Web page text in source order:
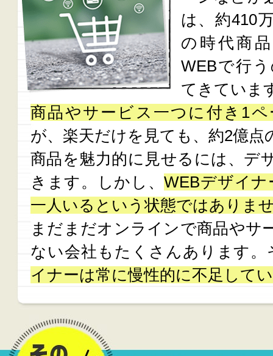
は、約410
の時代商
WEBで行
てきていま
商品やサービス一つに付き1
が、楽天だけを見ても、約2億点
商品を魅力的に見せるには、デ
きます。しかし、WEBデザイ
一人いるという状態ではありま
まだまだオンラインで商品やサ
ない会社もたくさんあります
イナーは常に慢性的に不足して